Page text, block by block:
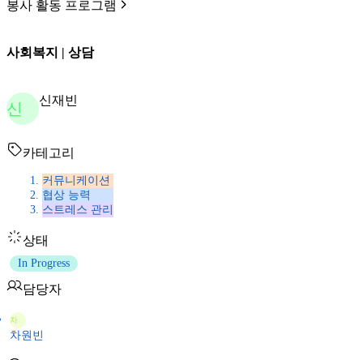
봉사 활동 프로그램
사회복지 | 상담
신 신재빈
카테고리
커뮤니케이션
협상 능력
스트레스 관리
상태
In Progress
담당자
차
차원빈